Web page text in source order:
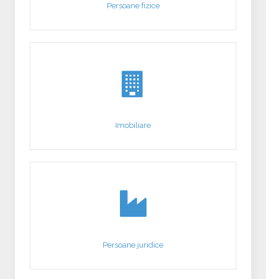
Persoane fizice
Imobiliare
Persoane juridice